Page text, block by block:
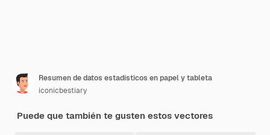
Resumen de datos estadísticos en papel y tableta
iconicbestiary
Puede que también te gusten estos vectores